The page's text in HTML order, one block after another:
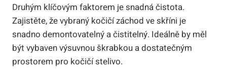
Druhým klíčovým faktorem je snadná čistota.
Zajistěte, že vybraný kočičí záchod ve skříni je
snadno demontovatelný a čistitelný. Ideálně by měl
být vybaven výsuvnou škrabkou a dostatečným
prostorem pro kočičí stelivo.